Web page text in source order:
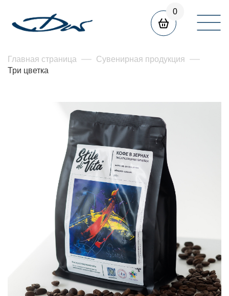
0
Главная страница
Сувенирная продукция
Три цветка